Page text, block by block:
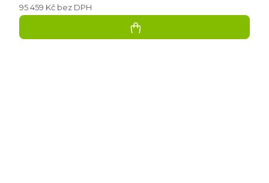
95 459 Kč bez DPH